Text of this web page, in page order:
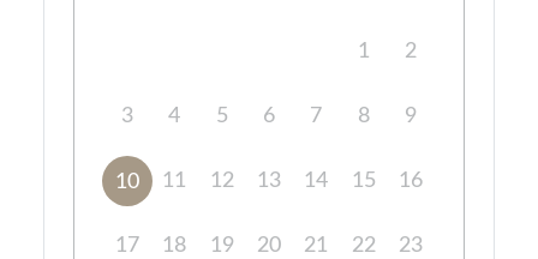
1 2
3 4 5 6 7 8 9
10 11 12 13 14 15 16
17 18 19 20 21 22 23